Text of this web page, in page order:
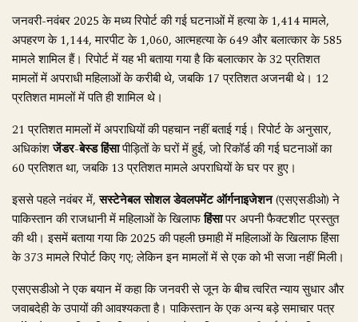
जनवरी-नवंबर 2025 के मध्य रिपोर्ट की गई घटनाओं में हत्या के 1,414 मामले,
अपहरण के 1,144, मारपीट के 1,060, आत्महत्या के 649 और बलात्कार के 585
मामले शामिल हैं। रिपोर्ट में यह भी बताया गया है कि बलात्कार के 32 प्रतिशत
मामलों में अपराधी महिलाओं के करीबी थे, जबकि 17 प्रतिशत अजनबी थे। 12
प्रतिशत मामलों में पति ही शामिल थे।
21 प्रतिशत मामलों में अपराधियों की पहचान नहीं बताई गई। रिपोर्ट के अनुसार,
अधिकांशजेंडर-बेस्ड हिंसापीड़ितों के घरों में हुई, जो रिकॉर्ड की गई घटनाओं का
60 प्रतिशत था, जबकि 13 प्रतिशत मामले अपराधियों के घर पर हुए।
इससे पहले नवंबर में,सस्टेनेबल सोशल डेवलपमेंट ऑर्गनाइजेशन(एसएसडीओ) ने
पाकिस्तान की राजधानी में महिलाओं के खिलाफहिंसापर अपनी फैक्टशीट प्रस्तुत
की थी। इसमें बताया गया कि 2025 की पहली छमाही में महिलाओं के खिलाफ हिंसा
के 373 मामले रिपोर्ट किए गए; लेकिन इन मामलों में से एक को भी सजा नहीं मिली।
एसएसडीओ ने एक बयान में कहा कि जनवरी से जून के बीच त्वरित न्याय सुधार और
जवाबदेही के उपायों की आवश्यकता है। पाकिस्तान के एक अन्य बड़े समाचार पत्र